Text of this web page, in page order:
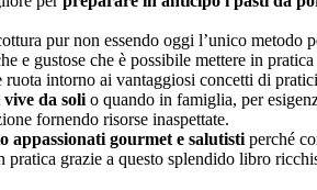
pur non essendo oggi l’unico
e gustose che è possibile mettere in
intorno ai vantaggiosi concetti di
da solio quando in famiglia, per
fornendo risorse inaspettate.
appassionati gourmet e salutistiperché
pratica grazie a questo splendido libro